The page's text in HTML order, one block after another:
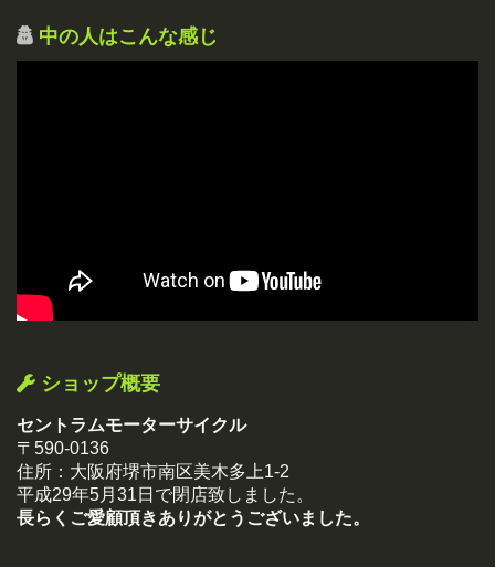
中の人はこんな感じ
ショップ概要
セントラムモーターサイクル
〒590-0136
住所：大阪府堺市南区美木多上1-2
平成29年5月31日で閉店致しました。
長らくご愛顧頂きありがとうございました。